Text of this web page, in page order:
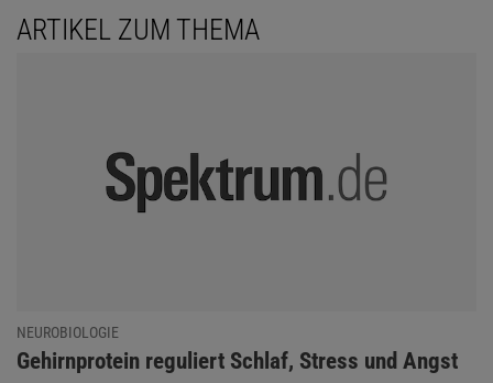
ARTIKEL ZUM THEMA
NEUROBIOLOGIE
:
Gehirnprotein reguliert Schlaf, Stress und Angst